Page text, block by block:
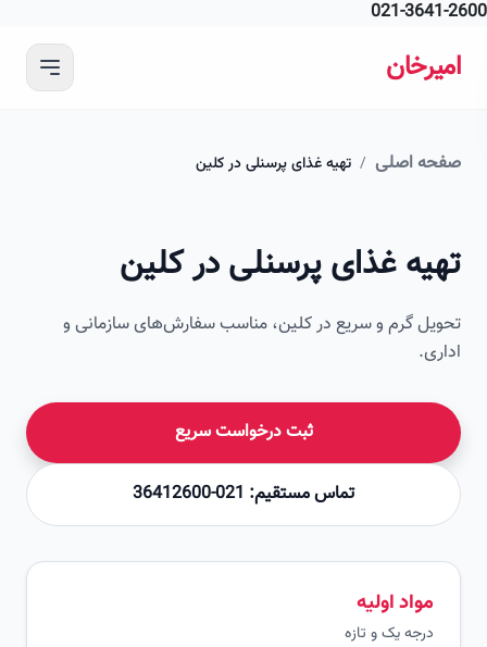
021-
اصلی / تهیه غذای پرسنلی در کلین
غذای پرسنلی در کلین
گرم و سریع در کلین، مناسب سفارش‌های سازمانی و
ثبت درخواست سریع
تماس مستقیم: 021-36412600
مواد اولیه
درجه یک و تازه
تصویر این صفحه به زودی اضافه می‌شود